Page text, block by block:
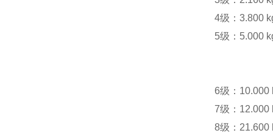
4级：3.800
5级：5.000
6级：10.000
7级：12.000
8级：21.600